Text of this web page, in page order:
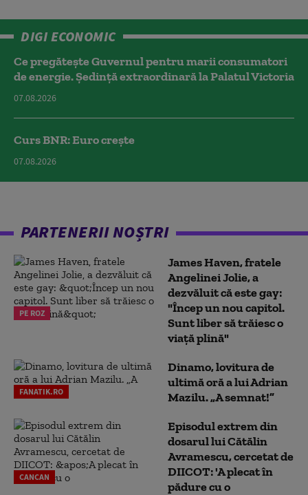
DIGI ECONOMIC
Ce pregătește Guvernul pentru marii consumatori
de energie. Ședință extraordinară la Palatul Victoria
07.08.2026
Curs BNR: Euro crește
07.08.2026
PARTENERII NOȘTRI
PE ROZ
James Haven, fratele
Angelinei Jolie, a
dezvăluit că este gay:
"Încep un nou capitol.
Sunt liber să trăiesc o
viață plină"
FANATIK.RO
Dinamo, lovitura de
ultimă oră a lui Adrian
Mazilu. „A semnat!”
CANCAN
Episodul extrem din
dosarul lui Cătălin
Avramescu, cercetat de
DIICOT: 'A plecat în
pădure cu o